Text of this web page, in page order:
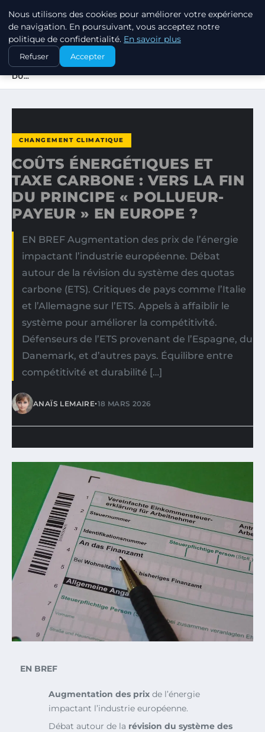
EXXON CLIMATE FOOTPRINT
ACCUEIL
CHANGEMENT CLIMATIQUE
COÛTS ÉNERGÉTIQUES ET TAXE CARBONE : VERS LA FIN
DU…
CHANGEMENT CLIMATIQUE
COÛTS ÉNERGÉTIQUES ET
TAXE CARBONE : VERS LA FIN
DU PRINCIPE « POLLUEUR-
PAYEUR » EN EUROPE ?
EN BREF Augmentation des prix de l’énergie
impactant l’industrie européenne. Débat
autour de la révision du système des quotas
carbone (ETS). Critiques de pays comme l’Italie
et l’Allemagne sur l’ETS. Appels à affaiblir le
système pour améliorer la compétitivité.
Défenseurs de l’ETS provenant de l’Espagne, du
Danemark, et d’autres pays. Équilibre entre
compétitivité et durabilité […]
ANAÏS LEMAIRE•18 MARS 2026
EN BREF
Augmentation des prix de l’énergie
impactant l’industrie européenne.
Débat autour de la révision du système des
Nous utilisons des cookies pour améliorer votre expérience
de navigation. En poursuivant, vous acceptez notre
politique de confidentialité. En savoir plus
Refuser Accepter